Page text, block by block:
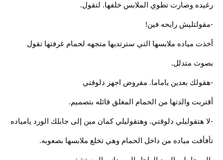
رغيده وصارت تطوي الملابس خلفها. لتقول.
-مقولتليش رايحه فين!
أخذت مياده ملابسها التي سترتديها متجهه لحمام غرفتها تقول
بصوت متدلل.
-هقولك بعدين ياماما. مفروض اجهز دلوقتي
أقتربت والدتها من الحمام المغلق قائله بتصميم.
-لا هتقوليلي دلوقتي. وهتقوليلي كمان مين إلى جابلك الورد يامياده
تأفأفت مياده من داخل الحمام وهي تخلع ملابسها بصعوبه.